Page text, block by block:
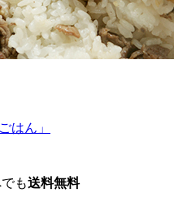
はん」
も送料無料